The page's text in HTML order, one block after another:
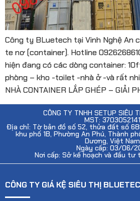
Công ty BLuetech tại Vinh Nghệ An
te nơ (container). Hotline
hiện đang có các dòng container:
phòng – kho -toilet -nhà ở -và rất
NHÀ CONTAINER LẮP GHÉP – GIẢI
CÔNG TY TNHH SETUP SIÊU
MST: 3703052141
Địa chỉ: Tờ bản đồ số 52, thửa đất số
khu phố 1B, Phường An Phú, Thành
Dương, Việt Nam
Ngày cấp: 03/06/
Nơi cấp: Sở kế hoạch và đầu tư
CÔNG TY GIÁ KỆ SIÊU THỊ